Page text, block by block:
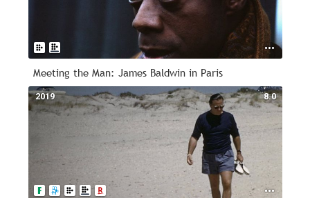
Meeting the Man: James Baldwin in Paris
8.0
2019